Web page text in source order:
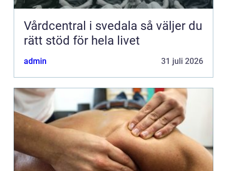
Vårdcentral i svedala så väljer du
rätt stöd för hela livet
admin 31 juli 2026